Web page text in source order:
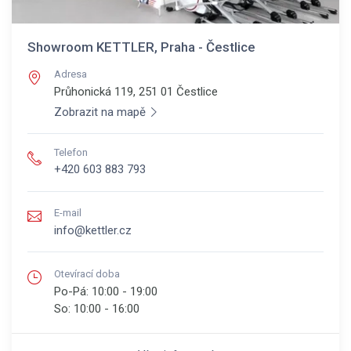
Showroom KETTLER, Praha - Čestlice
Adresa
Průhonická 119, 251 01 Čestlice
Zobrazit na mapě
Telefon
+420 603 883 793
E-mail
info@kettler.cz
Otevírací doba
Po-Pá: 10:00 - 19:00
So: 10:00 - 16:00